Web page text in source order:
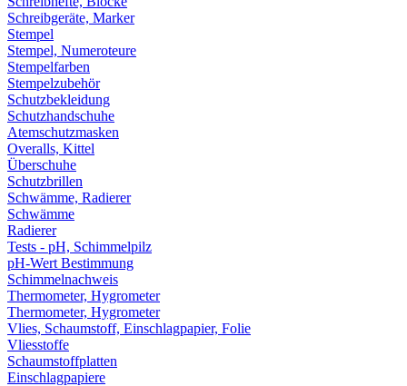
Schreibgeräte, Marker
Stempel
Stempel, Numeroteure
Stempelfarben
Stempelzubehör
Schutzbekleidung
Schutzhandschuhe
Atemschutzmasken
Overalls, Kittel
Überschuhe
Schutzbrillen
Schwämme, Radierer
Schwämme
Radierer
Tests - pH, Schimmelpilz
pH-Wert Bestimmung
Schimmelnachweis
Thermometer, Hygrometer
Thermometer, Hygrometer
Vlies, Schaumstoff, Einschlagpapier, Folie
Vliesstoffe
Schaumstoffplatten
Einschlagpapiere